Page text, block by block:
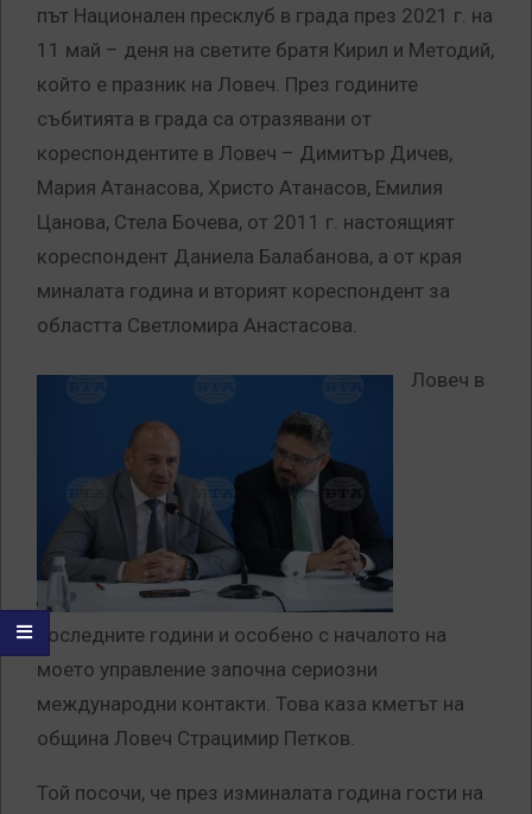
път Национален пресклуб в града през 2021 г. на
11 май – деня на светите братя Кирил и Методий,
който е празник на Ловеч. През годините
събитията в града са отразявани от
кореспондентите в Ловеч – Димитър Дичев,
Мария Атанасова, Христо Атанасов, Емилия
Цанова, Стела Бочева, от 2011 г. настоящият
кореспондент Даниела Балабанова, а от края
миналата година и вторият кореспондент за
областта Светломира Анастасова.
Ловеч в
последните години и особено с началото на
моето управление започна сериозни
международни контакти. Това каза кметът на
община Ловеч Страцимир Петков.
Той посочи, че през изминалата година гости на